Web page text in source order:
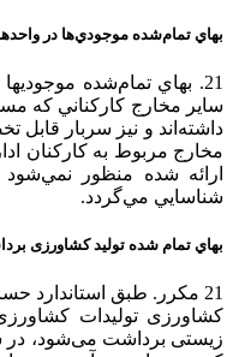
بهاي‌ تمام‌شده‌ موجودي‌ها در
21. بهاي‌ تمام‌شده‌
ساير مخارج‌ كاركناني‌ كه‌
داشته‌اند و نيز سربار قابل‌
مخارج‌ مربوط‌ به‌ كاركنان‌
ارائه ‌شده‌ منظور
شناسايي‌ مي‌گردد.
بهاي تمام شده تولید کشاورزی
کشاورزی تولیدات
زیستی برداشت می‌شود، در